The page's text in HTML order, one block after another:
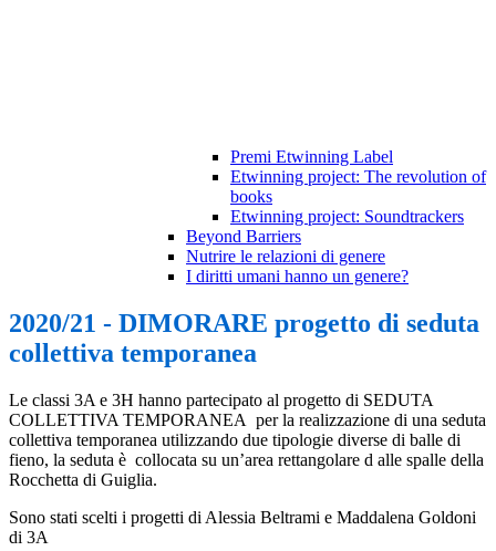
Premi Etwinning Label
Etwinning project: The revolution of
books
Etwinning project: Soundtrackers
Beyond Barriers
Nutrire le relazioni di genere
I diritti umani hanno un genere?
2020/21 - DIMORARE progetto di seduta
collettiva temporanea
Le classi 3A e 3H hanno partecipato al progetto di SEDUTA
COLLETTIVA TEMPORANEA per la realizzazione di una seduta
collettiva temporanea utilizzando due tipologie diverse di balle di
fieno, la seduta è collocata su un’area rettangolare d alle spalle della
Rocchetta di Guiglia.
Sono stati scelti i progetti di Alessia Beltrami e Maddalena Goldoni
di 3A